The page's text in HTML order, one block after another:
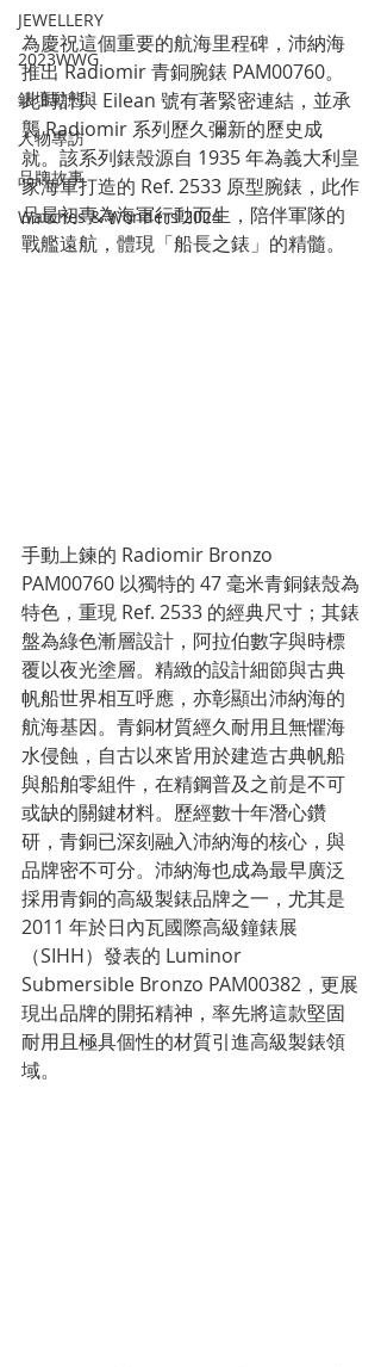
JEWELLERY
2023WWG
錶壇動態
人物專訪
品牌故事
Watches & Wonders 2024
為慶祝這個重要的航海里程碑，沛納海
推出 Radiomir 青銅腕錶 PAM00760。
此時計與 Eilean 號有著緊密連結，並承
襲 Radiomir 系列歷久彌新的歷史成
就。該系列錶殼源自 1935 年為義大利皇
家海軍打造的 Ref. 2533 原型腕錶，此作
品最初專為海軍行動而生，陪伴軍隊的
戰艦遠航，體現「船長之錶」的精髓。
手動上鍊的 Radiomir Bronzo
PAM00760 以獨特的 47 毫米青銅錶殼為
特色，重現 Ref. 2533 的經典尺寸；其錶
盤為綠色漸層設計，阿拉伯數字與時標
覆以夜光塗層。精緻的設計細節與古典
帆船世界相互呼應，亦彰顯出沛納海的
航海基因。青銅材質經久耐用且無懼海
水侵蝕，自古以來皆用於建造古典帆船
與船舶零組件，在精鋼普及之前是不可
或缺的關鍵材料。歷經數十年潛心鑽
研，青銅已深刻融入沛納海的核心，與
品牌密不可分。沛納海也成為最早廣泛
採用青銅的高級製錶品牌之一，尤其是
2011 年於日內瓦國際高級鐘錶展
（SIHH）發表的 Luminor
Submersible Bronzo PAM00382，更展
現出品牌的開拓精神，率先將這款堅固
耐用且極具個性的材質引進高級製錶領
域。